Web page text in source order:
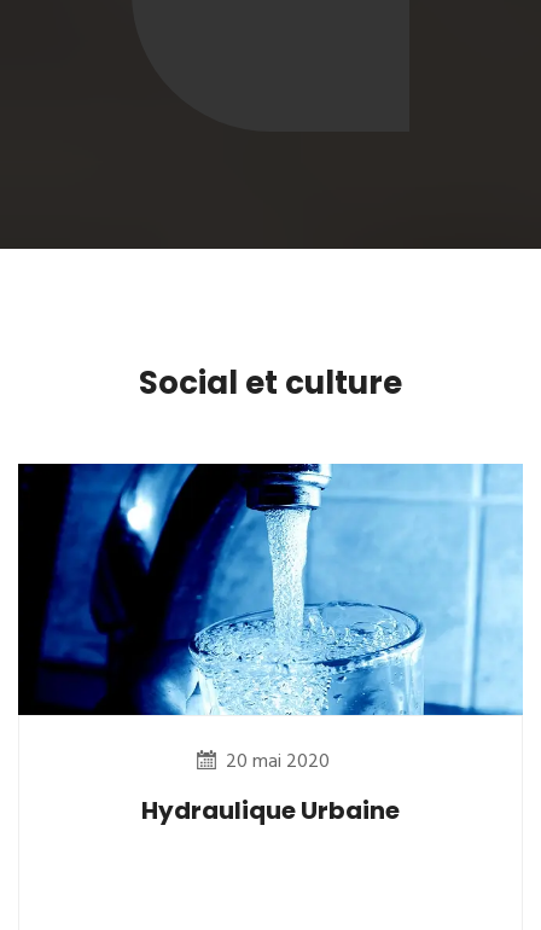
Social et culture
20 mai 2020
Hydraulique Urbaine